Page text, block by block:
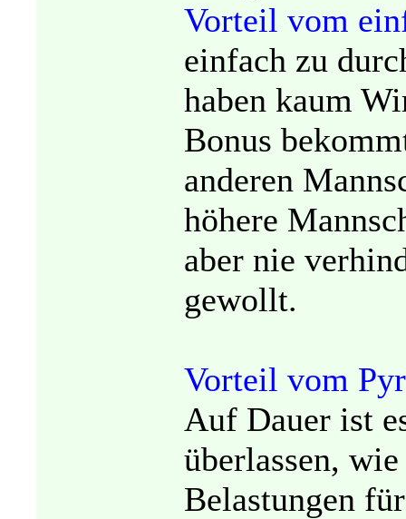
Vorteil vom
einfach zu
haben kaum
Bonus
anderen
höhere
aber nie
gewollt.
Vorteil vom
Auf Dauer ist
überlassen,
Belastungen